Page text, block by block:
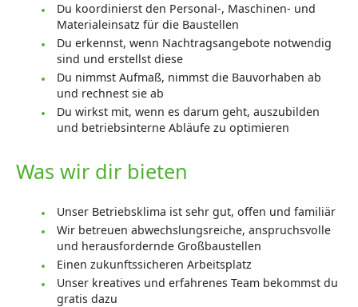
Du koordinierst den Personal-, Maschinen- und
Materialeinsatz für die Baustellen
Du erkennst, wenn Nachtragsangebote notwendig
sind und erstellst diese
Du nimmst Aufmaß, nimmst die Bauvorhaben ab
und rechnest sie ab
Du wirkst mit, wenn es darum geht, auszubilden
und betriebsinterne Abläufe zu optimieren
Was wir dir bieten
Unser Betriebsklima ist sehr gut, offen und familiär
Wir betreuen abwechslungsreiche, anspruchsvolle
und herausfordernde Großbaustellen
Einen zukunftssicheren Arbeitsplatz
Unser kreatives und erfahrenes Team bekommst du
gratis dazu